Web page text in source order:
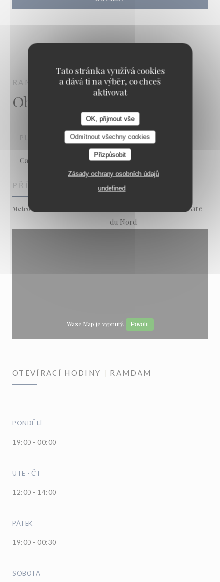
Tato stránka využívá cookies
a dává ti na výběr, co chceš
aktivovat
OK, přijmout vše
Odmítnout všechny cookies
Přizpůsobit
Zásady ochrany osobních údajů
undefined
RAMDAM PARIS
Obecné informace
PLATEBNÍ METODY
Cash, Debit Card
PŘÍSTUP
Metro
Anvers - Poissonnière - Gare
du Nord
Waze Map je vypnutý. Povolit
OTEVÍRACÍ HODINY RAMDAM
PONDĚLÍ
19:00 - 00:00
UTE - ČT
12:00 - 14:00
PÁTEK
19:00 - 00:30
SOBOTA